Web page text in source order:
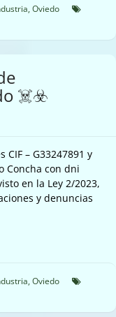
, Oviedo
☠️☣️
– G33247891 y
Concha con dni
en la Ley 2/2023,
y denuncias
, Oviedo